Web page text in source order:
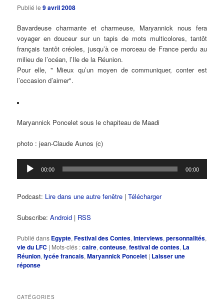
Publié le9 avril 2008
Bavardeuse charmante et charmeuse, Maryannick nous fera
voyager en douceur sur un tapis de mots multicolores, tantôt
français tantôt créoles, jusqu’à ce morceau de France perdu au
milieu de l’océan, l’Ile de la Réunion.
Pour elle, " Mieux qu’un moyen de communiquer, conter est
l’occasion d’aimer".
Maryannick Poncelet sous le chapiteau de Maadi
photo : jean-Claude Aunos (c)
Lecteur
audio
00:00 00:00
Podcast: Lire dans une autre fenêtre |Télécharger
Subscribe:Android | RSS
Publié dans Egypte,Festival des Contes,Interviews,personnalités,
vie du LFC | Mots-clés :caire,conteuse,festival de contes, La
Réunion,lycée francais,Maryannick Poncelet | Laisser une
réponse
CATÉGORIES